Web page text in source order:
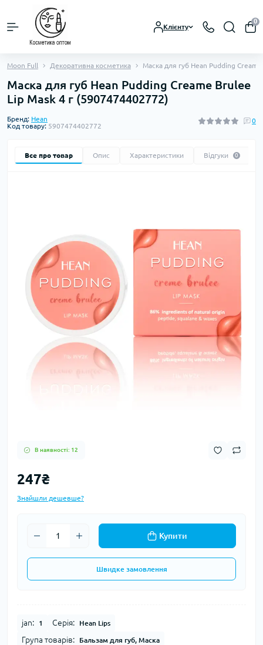
Клієнту
0
Moon Full Декоративна косметика Маска для губ Hean Pudding
Маска для губ Hean Pudding Creame Brulee
Lip Mask 4 г (5907474402772)
Бренд: Hean
Код товару: 5907474402772
0
Все про товар Опис Характеристики Відгуки 0
В наявності: 12
247₴
Знайшли дешевше?
Купити
Швидке замовлення
jan: 1 Серія: Hean Lips
Група товарів: Бальзам для губ, Маска